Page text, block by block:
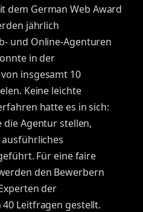
dem German Web Award
jährlich
und Online-Agenturen
in der
insgesamt 10
Keine leichte
hatte es in sich:
die Agentur stellen,
Für eine faire
den Bewerbern
der
Leitfragen gestellt.